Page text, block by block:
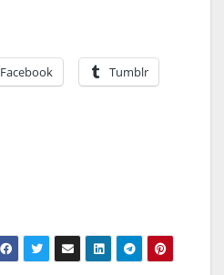
Facebook Tumblr